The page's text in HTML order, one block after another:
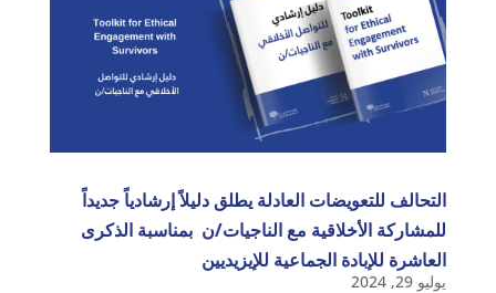
التحالف للتعويضات العادلة يطلق دليلاً إرشادياً جديداً
للمشاركة الأخلاقية مع الناجيات/ن بمناسبة الذكرى
العاشرة للإبادة الجماعية للإيزيديين
يوليو 29, 2024